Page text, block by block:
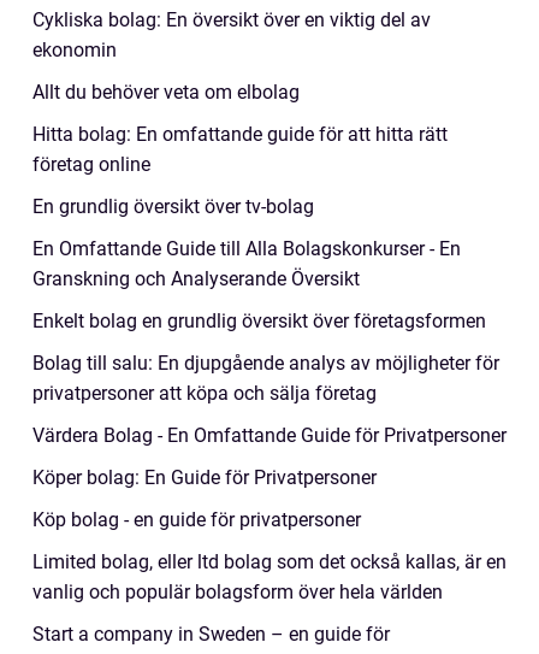
Cykliska bolag: En översikt över en viktig del av
ekonomin
Allt du behöver veta om elbolag
Hitta bolag: En omfattande guide för att hitta rätt
företag online
En grundlig översikt över tv-bolag
En Omfattande Guide till Alla Bolagskonkurser - En
Granskning och Analyserande Översikt
Enkelt bolag en grundlig översikt över företagsformen
Bolag till salu: En djupgående analys av möjligheter för
privatpersoner att köpa och sälja företag
Värdera Bolag - En Omfattande Guide för Privatpersoner
Köper bolag: En Guide för Privatpersoner
Köp bolag - en guide för privatpersoner
Limited bolag, eller ltd bolag som det också kallas, är en
vanlig och populär bolagsform över hela världen
Start a company in Sweden – en guide för